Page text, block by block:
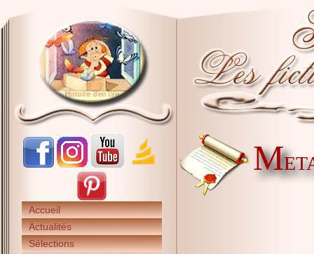
Accueil
Actualités
Sélections
M